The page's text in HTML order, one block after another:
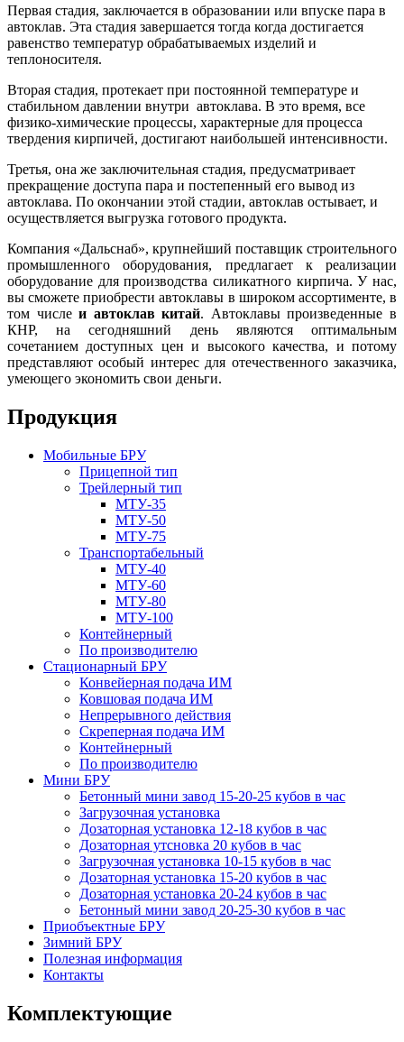
Первая стадия, заключается в образовании или впуске пара в
автоклав. Эта стадия завершается тогда когда достигается
равенство температур обрабатываемых изделий и
теплоносителя.
Вторая стадия, протекает при постоянной температуре и
стабильном давлении внутри автоклава. В это время, все
физико-химические процессы, характерные для процесса
твердения кирпичей, достигают наибольшей интенсивности.
Третья, она же заключительная стадия, предусматривает
прекращение доступа пара и постепенный его вывод из
автоклава. По окончании этой стадии, автоклав остывает, и
осуществляется выгрузка готового продукта.
Компания «Дальснаб», крупнейший поставщик строительного
промышленного оборудования, предлагает к реализации
оборудование для производства силикатного кирпича. У нас,
вы сможете приобрести автоклавы в широком ассортименте, в
том числеи автоклав китай. Автоклавы произведенные в
КНР, на сегодняшний день являются оптимальным
сочетанием доступных цен и высокого качества, и потому
представляют особый интерес для отечественного заказчика,
умеющего экономить свои деньги.
Продукция
Мобильные БРУ
Прицепной тип
Трейлерный тип
МТУ-35
МТУ-50
МТУ-75
Транспортабельный
МТУ-40
МТУ-60
МТУ-80
МТУ-100
Контейнерный
По производителю
Стационарный БРУ
Конвейерная подача ИМ
Ковшовая подача ИМ
Непрерывного действия
Скреперная подача ИМ
Контейнерный
По производителю
Мини БРУ
Бетонный мини завод 15-20-25 кубов в час
Загрузочная установка
Дозаторная установка 12-18 кубов в час
Дозаторная утсновка 20 кубов в час
Загрузочная установка 10-15 кубов в час
Дозаторная установка 15-20 кубов в час
Дозаторная установка 20-24 кубов в час
Бетонный мини завод 20-25-30 кубов в час
Приобъектные БРУ
Зимний БРУ
Полезная информация
Контакты
Комплектующие